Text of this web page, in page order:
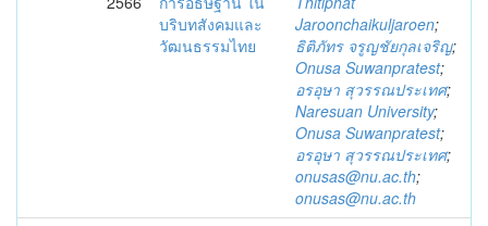
บริบทสังคมและ
วัฒนธรรมไทย
Jaroonchaikuljaroen;
ธิติภัทร จรูญชัยกุลเจริญ;
Onusa Suwanpratest;
อรอุษา สุวรรณประเทศ;
Naresuan University;
Onusa Suwanpratest;
อรอุษา สุวรรณประเทศ;
onusas@nu.ac.th;
onusas@nu.ac.th